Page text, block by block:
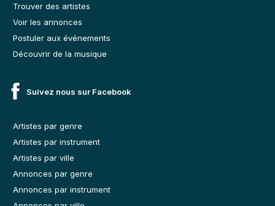
Trouver des artistes
Voir les annonces
Postuler aux événements
Découvrir de la musique
Suivez nous sur Facebook
Artistes par genre
Artistes par instrument
Artistes par ville
Annonces par genre
Annonces par instrument